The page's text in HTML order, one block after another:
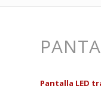
Pantalla LED